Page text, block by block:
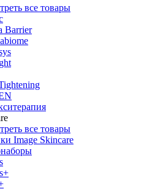
все товары
Barrier
все товары
Image Skincare